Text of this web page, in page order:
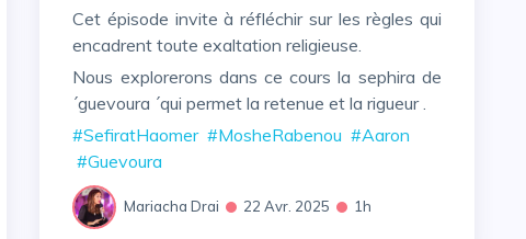
Cet épisode invite à réfléchir sur les règles qui
encadrent toute exaltation religieuse.
Nous explorerons dans ce cours la sephira de
´guevoura ´qui permet la retenue et la rigueur .
#SefiratHaomer #MosheRabenou #Aaron
#Guevoura
Mariacha Drai 22 Avr. 2025 1h